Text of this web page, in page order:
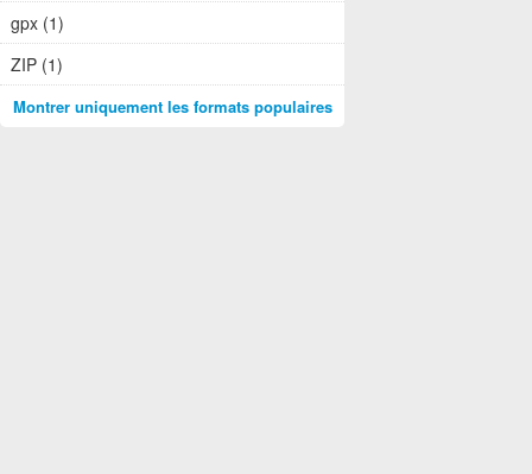
gpx (1)
ZIP (1)
Montrer uniquement les formats populaires